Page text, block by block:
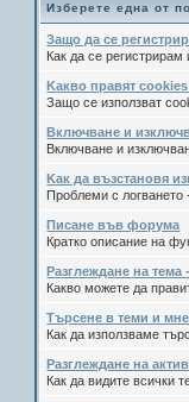
Изберете една от
Защо да се
Как да се
Kакво правят
Защо се използват
Включване и
Включване и
Kак да възстановя
Проблеми с логването
Писане във форума
Кратко описание на
Разглеждане на тема
Какво можете да
Търсене в теми и
Как да използваме
Разглеждане на
Как да видите всички